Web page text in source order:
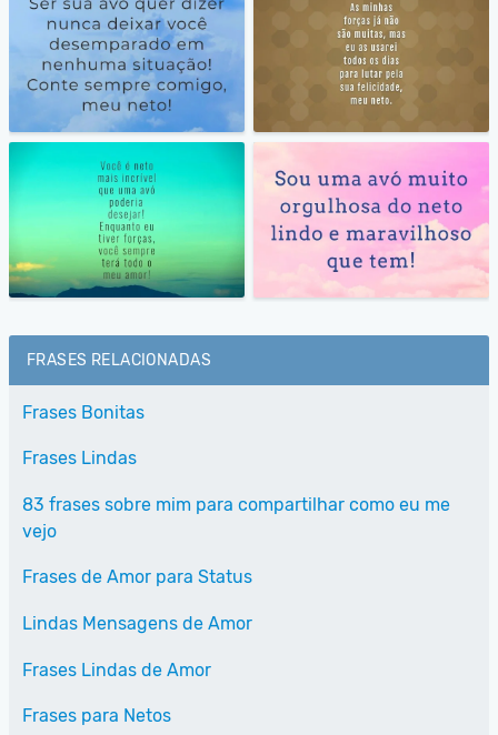
FRASES RELACIONADAS
Frases Bonitas
Frases Lindas
83 frases sobre mim para compartilhar como eu me
vejo
Frases de Amor para Status
Lindas Mensagens de Amor
Frases Lindas de Amor
Frases para Netos